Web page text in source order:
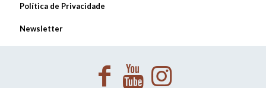
Política de Privacidade
Newsletter